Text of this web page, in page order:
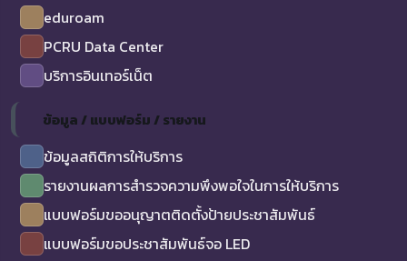
eduroam
PCRU Data Center
บริการอินเทอร์เน็ต
ข้อมูล / แบบฟอร์ม / รายงาน
ข้อมูลสถิติการให้บริการ
รายงานผลการสำรวจความพึงพอใจในการให้บริการ
แบบฟอร์มขออนุญาตติดตั้งป้ายประชาสัมพันธ์
แบบฟอร์มขอประชาสัมพันธ์จอ LED